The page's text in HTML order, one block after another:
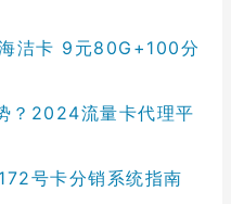
洁卡 9元80G+100分
？2024流量卡代理平
号卡分销系统指南